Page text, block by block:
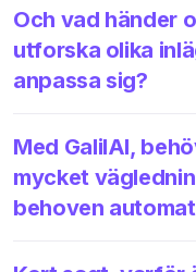
Och vad händer
utforska olika
anpassa sig?
Med GalilAI,
mycket
behoven